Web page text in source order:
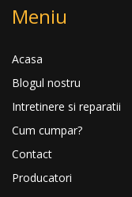
Meniu
Acasa
Blogul nostru
Intretinere si reparatii
Cum cumpar?
Contact
Producatori